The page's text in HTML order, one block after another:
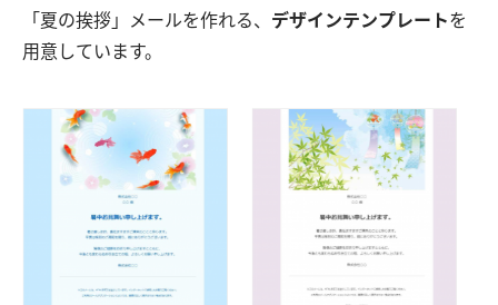
「夏の挨拶」メールを作れる、 デザインテンプレートを
用意しています。